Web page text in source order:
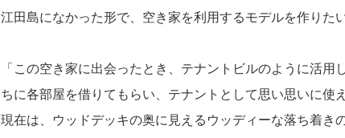
江田島になかった形で、空き家を利用するモデルを作りた
「この空き家に出会ったとき、テナントビルのように活
ちに各部屋を借りてもらい、テナントとして思い思いに使
現在は、ウッドデッキの奥に見えるウッディーな落ち着き